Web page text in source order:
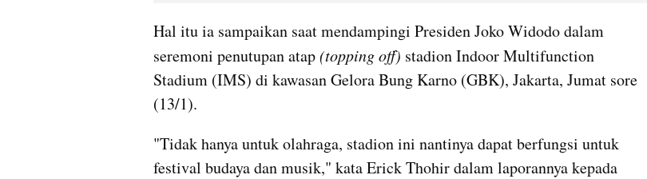
Hal itu ia sampaikan saat mendampingi Presiden Joko Widodo dalam
seremoni penutupan atap (topping off) stadion Indoor Multifunction
Stadium (IMS) di kawasan Gelora Bung Karno (GBK), Jakarta, Jumat sore
(13/1).
"Tidak hanya untuk olahraga, stadion ini nantinya dapat berfungsi untuk
festival budaya dan musik," kata Erick Thohir dalam laporannya kepada